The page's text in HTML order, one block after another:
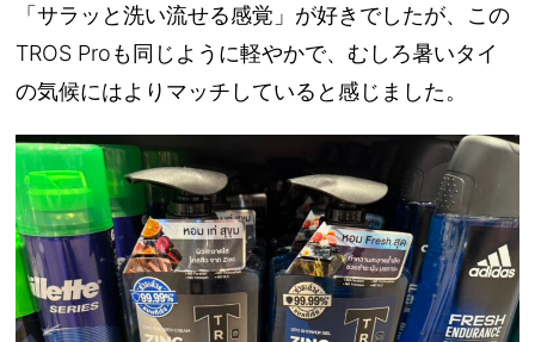
「サラッと洗い流せる感覚」が好きでしたが、この
TROS Proも同じように軽やかで、むしろ暑いタイ
の気候にはよりマッチしていると感じました。